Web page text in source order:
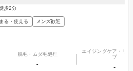
歩2分
る・使える メンズ歓迎
脱毛・ムダ毛処理
-
エイジングケア・リ
プ
-